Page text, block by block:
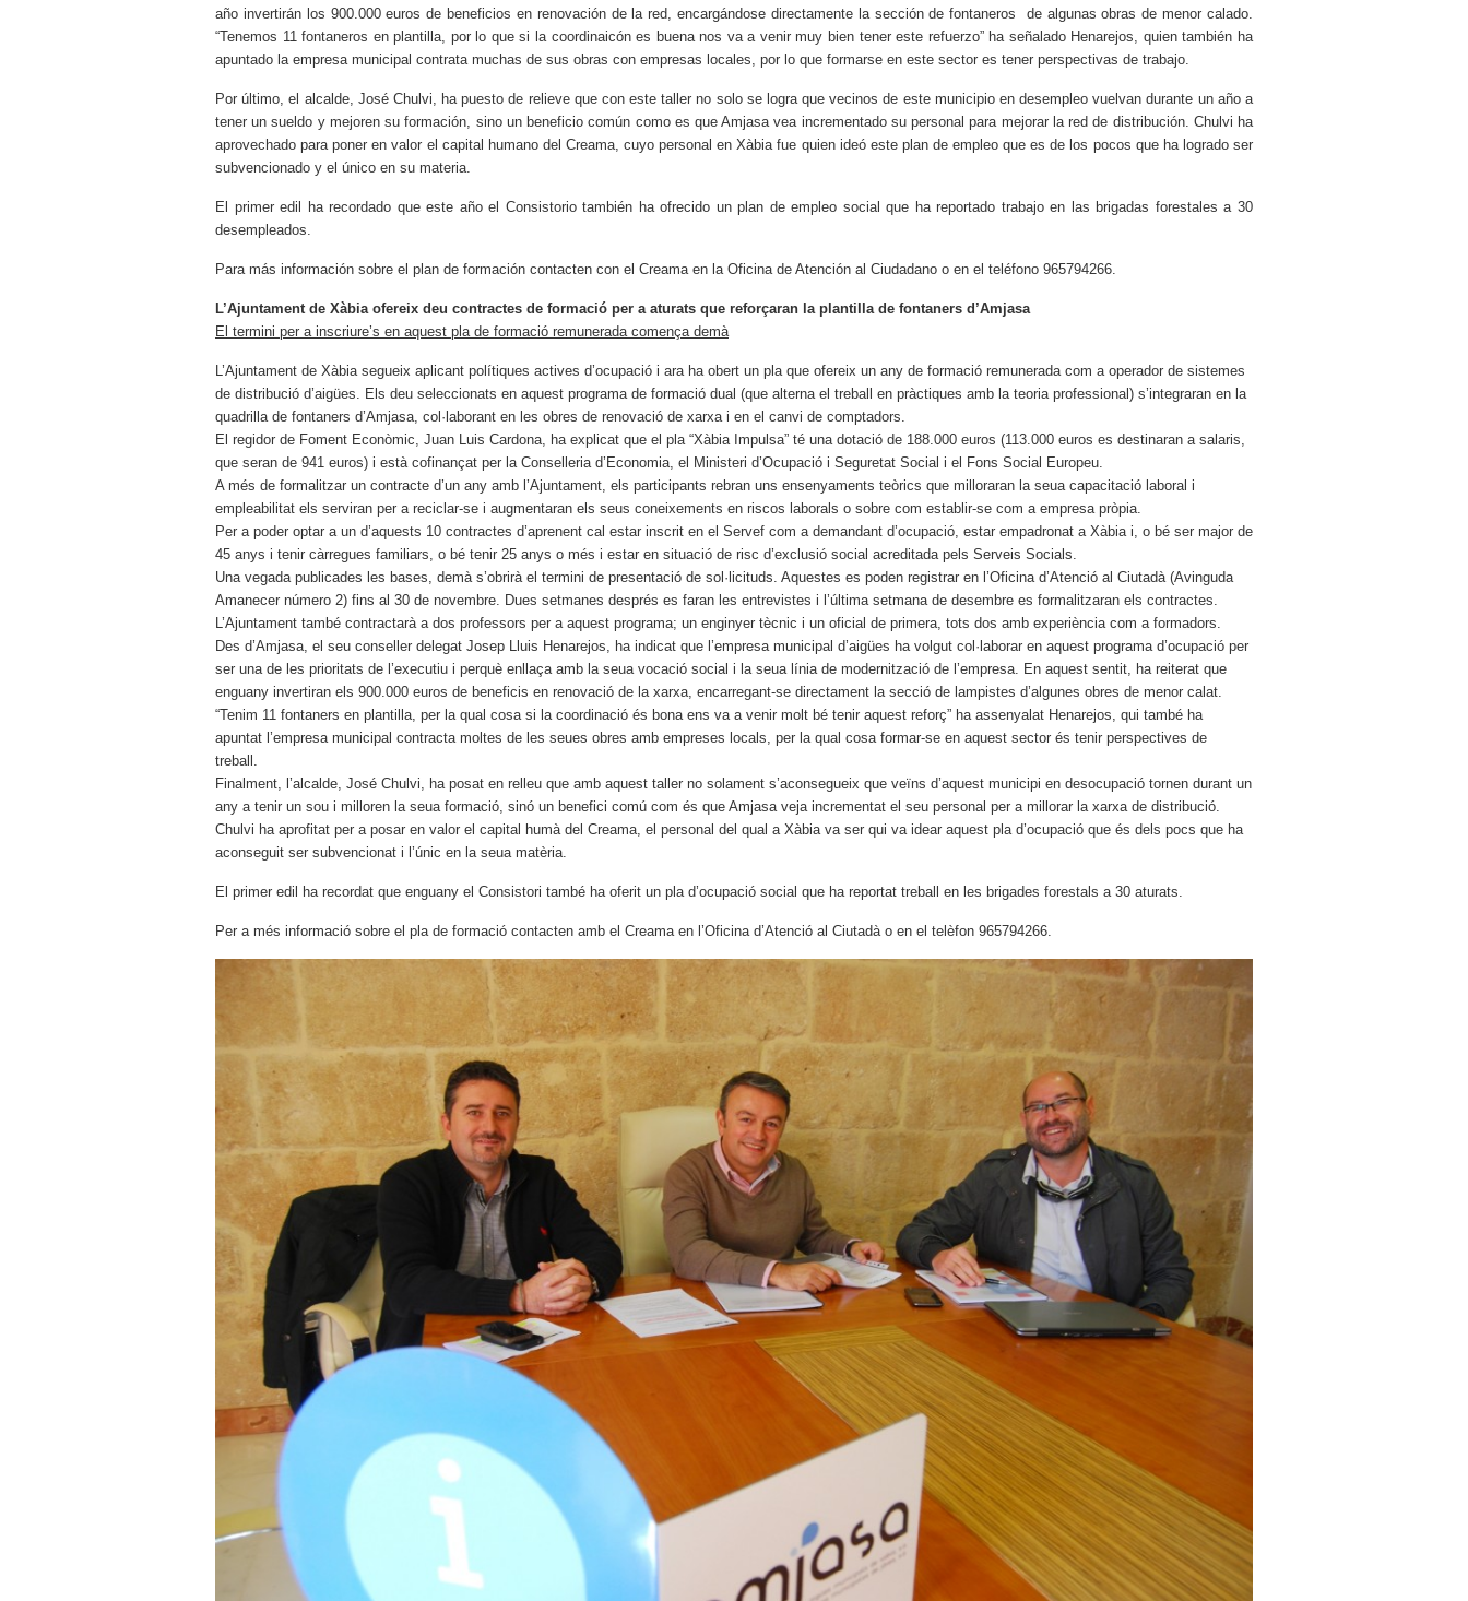
año invertirán los 900.000 euros de beneficios en renovación de la red, encargándose directamente la sección de fontaneros de algunas obras de menor calado.
“Tenemos 11 fontaneros en plantilla, por lo que si la coordinaicón es buena nos va a venir muy bien tener este refuerzo” ha señalado Henarejos, quien también ha
apuntado la empresa municipal contrata muchas de sus obras con empresas locales, por lo que formarse en este sector es tener perspectivas de trabajo.
Por último, el alcalde, José Chulvi, ha puesto de relieve que con este taller no solo se logra que vecinos de este municipio en desempleo vuelvan durante un año a
tener un sueldo y mejoren su formación, sino un beneficio común como es que Amjasa vea incrementado su personal para mejorar la red de distribución. Chulvi ha
aprovechado para poner en valor el capital humano del Creama, cuyo personal en Xàbia fue quien ideó este plan de empleo que es de los pocos que ha logrado ser
subvencionado y el único en su materia.
El primer edil ha recordado que este año el Consistorio también ha ofrecido un plan de empleo social que ha reportado trabajo en las brigadas forestales a 30
desempleados.
Para más información sobre el plan de formación contacten con el Creama en la Oficina de Atención al Ciudadano o en el teléfono 965794266.
L’Ajuntament de Xàbia ofereix deu contractes de formació per a aturats que reforçaran la plantilla de fontaners d’Amjasa
El termini per a inscriure’s en aquest pla de formació remunerada comença demà
L’Ajuntament de Xàbia segueix aplicant polítiques actives d’ocupació i ara ha obert un pla que ofereix un any de formació remunerada com a operador de sistemes
de distribució d’aigües. Els deu seleccionats en aquest programa de formació dual (que alterna el treball en pràctiques amb la teoria professional) s’integraran en la
quadrilla de fontaners d’Amjasa, col·laborant en les obres de renovació de xarxa i en el canvi de comptadors.
El regidor de Foment Econòmic, Juan Luis Cardona, ha explicat que el pla “Xàbia Impulsa” té una dotació de 188.000 euros (113.000 euros es destinaran a salaris,
que seran de 941 euros) i està cofinançat per la Conselleria d’Economia, el Ministeri d’Ocupació i Seguretat Social i el Fons Social Europeu.
A més de formalitzar un contracte d’un any amb l’Ajuntament, els participants rebran uns ensenyaments teòrics que milloraran la seua capacitació laboral i
empleabilitat els serviran per a reciclar-se i augmentaran els seus coneixements en riscos laborals o sobre com establir-se com a empresa pròpia.
Per a poder optar a un d’aquests 10 contractes d’aprenent cal estar inscrit en el Servef com a demandant d’ocupació, estar empadronat a Xàbia i, o bé ser major de
45 anys i tenir càrregues familiars, o bé tenir 25 anys o més i estar en situació de risc d’exclusió social acreditada pels Serveis Socials.
Una vegada publicades les bases, demà s’obrirà el termini de presentació de sol·licituds. Aquestes es poden registrar en l’Oficina d’Atenció al Ciutadà (Avinguda
Amanecer número 2) fins al 30 de novembre. Dues setmanes després es faran les entrevistes i l’última setmana de desembre es formalitzaran els contractes.
L’Ajuntament també contractarà a dos professors per a aquest programa; un enginyer tècnic i un oficial de primera, tots dos amb experiència com a formadors.
Des d’Amjasa, el seu conseller delegat Josep Lluis Henarejos, ha indicat que l’empresa municipal d’aigües ha volgut col·laborar en aquest programa d’ocupació per
ser una de les prioritats de l’executiu i perquè enllaça amb la seua vocació social i la seua línia de modernització de l’empresa. En aquest sentit, ha reiterat que
enguany invertiran els 900.000 euros de beneficis en renovació de la xarxa, encarregant-se directament la secció de lampistes d’algunes obres de menor calat.
“Tenim 11 fontaners en plantilla, per la qual cosa si la coordinació és bona ens va a venir molt bé tenir aquest reforç” ha assenyalat Henarejos, qui també ha
apuntat l’empresa municipal contracta moltes de les seues obres amb empreses locals, per la qual cosa formar-se en aquest sector és tenir perspectives de
treball.
Finalment, l’alcalde, José Chulvi, ha posat en relleu que amb aquest taller no solament s’aconsegueix que veïns d’aquest municipi en desocupació tornen durant un
any a tenir un sou i milloren la seua formació, sinó un benefici comú com és que Amjasa veja incrementat el seu personal per a millorar la xarxa de distribució.
Chulvi ha aprofitat per a posar en valor el capital humà del Creama, el personal del qual a Xàbia va ser qui va idear aquest pla d’ocupació que és dels pocs que ha
aconseguit ser subvencionat i l’únic en la seua matèria.
El primer edil ha recordat que enguany el Consistori també ha oferit un pla d’ocupació social que ha reportat treball en les brigades forestals a 30 aturats.
Per a més informació sobre el pla de formació contacten amb el Creama en l’Oficina d’Atenció al Ciutadà o en el telèfon 965794266.